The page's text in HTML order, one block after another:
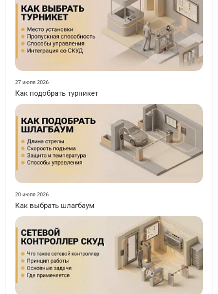
27 июля 2026
Как подобрать турникет
20 июля 2026
Как выбрать шлагбаум